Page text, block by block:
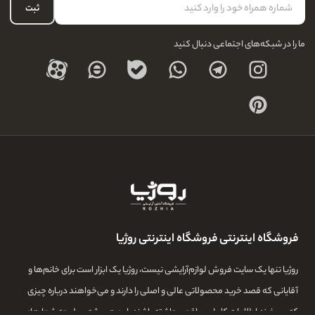
درباره ما
حساب کاربری
ثبت
ما را در شبکه‌های اجتماعی دنبال کنید
فروشگاه اینترنتی فروشگاه اینترنتی روژیا
روژیا تنها یک سایت فروش لوازم‌آرایشی نیست، روژیا یک ابزار است برای خانم‌ها و
آقایانی که قصد خرید محصولاتی عالی و اصلی را دارند و می‌خواهند درباره چیزی